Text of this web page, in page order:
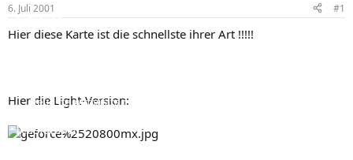
Aktuelles
Neueste Aktivitäten
Leserartikel
e
r
t
a
6. Juli 2001 #1
Hier diese Karte ist die schnellste ihrer Art !!!!!
Hier die Light-Version: